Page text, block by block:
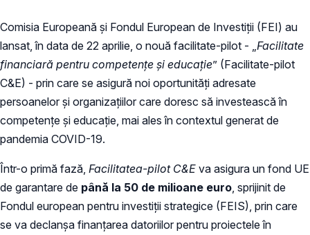
Comisia Europeană și Fondul European de Investiții (FEI) au
lansat, ​în data de 22 aprilie, o nouă facilitate-pilot - „ Facilitate
financiară pentru competențe și educație” (Facilitate-pilot
C&E) - prin care se asigură noi oportunități adresate
persoanelor și organizațiilor care doresc să investească în
competențe și educație, mai ales în contextul generat de
pandemia COVID-19.
Într-o primă fază, Facilitatea-pilot C&E va asigura un fond UE
de garantare de până la 50 de milioane euro , sprijinit de
Fondul european pentru investiții strategice (FEIS), prin care
se va declanșa finanțarea datoriilor pentru proiectele în